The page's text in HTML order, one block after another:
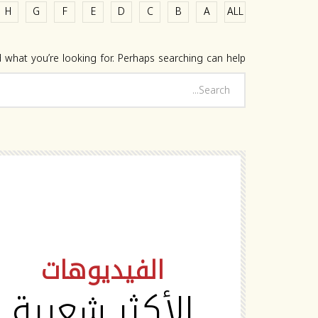
ALL
A
B
C
D
E
F
G
H
you’re looking for. Perhaps searching can help.
الفيديوهات